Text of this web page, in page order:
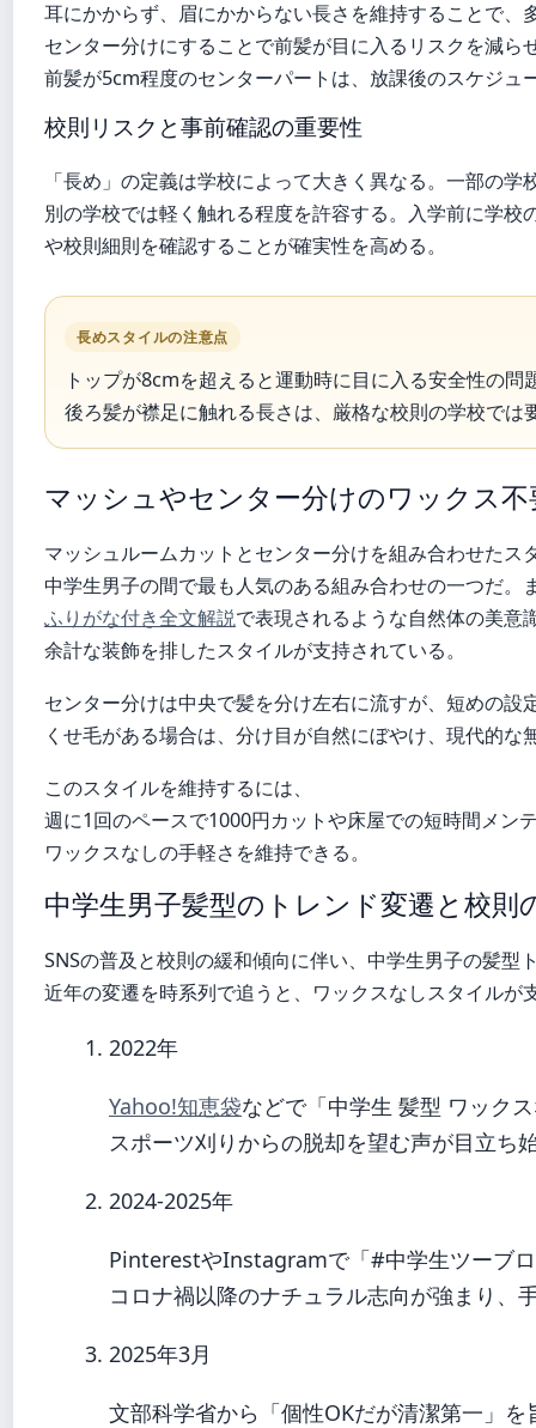
耳にかからず、眉にかからない長さを維持することで、
センター分けにすることで前髪が目に入るリスクを減ら
前髪が5cm程度のセンターパートは、放課後のスケジュ
校則リスクと事前確認の重要性
「長め」の定義は学校によって大きく異なる。一部の
別の学校では軽く触れる程度を許容する。入学前に学校
や校則細則を確認することが確実性を高める。
長めスタイルの注意点
トップが8cmを超えると運動時に目に入る安全性の
後ろ髪が襟足に触れる長さは、厳格な校則の学校では
マッシュやセンター分けのワックス
マッシュルームカットとセンター分けを組み合わせたス
中学生男子の間で最も人気のある組み合わせの一つだ。
ふりがな付き全文解説で表現されるような自然体の美意
余計な装飾を排したスタイルが支持されている。
センター分けは中央で髪を分け左右に流すが、短めの
くせ毛がある場合は、分け目が自然にぼやけ、現代的な
このスタイルを維持するには、
週に1回のペースで1000円カットや床屋での短時間メン
ワックスなしの手軽さを維持できる。
中学生男子髪型のトレンド変遷と校則
SNSの普及と校則の緩和傾向に伴い、中学生男子の髪型
近年の変遷を時系列で追うと、ワックスなしスタイルが
2022年
Yahoo!知恵袋などで「中学生 髪型 ワック
スポーツ刈りからの脱却を望む声が目立ち
2024-2025年
PinterestやInstagramで「#中学生ツーブ
コロナ禍以降のナチュラル志向が強まり、
2025年3月
文部科学省から「個性OKだが清潔第一」を